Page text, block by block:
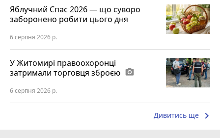
Яблучний Спас 2026 — що суворо
заборонено робити цього дня
6 серпня 2026 р.
У Житомирі правоохоронці
затримали торговця зброєю photo_camera
6 серпня 2026 р.
Дивитись ще keyboard_arrow_right